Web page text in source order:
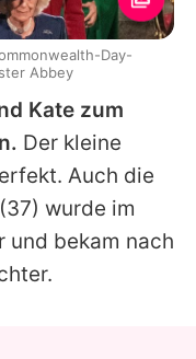
Kate zum
Der kleine
Auch die
(37) wurde im
und bekam nach
Day-
Abbey